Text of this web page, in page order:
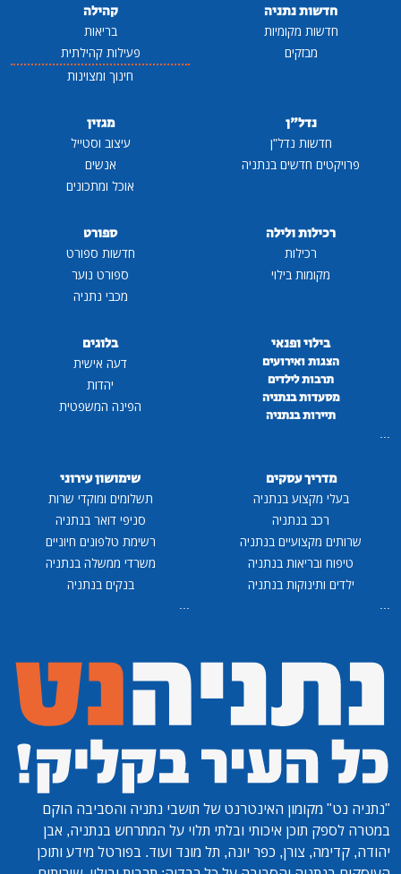
חדשות נתניה
חדשות מקומיות
מבזקים
קהילה
בריאות
פעילות קהילתית
חינוך ומצוינות
נדל"ן
חדשות נדל"ן
פרויקטים חדשים בנתניה
מגזין
עיצוב וסטייל
אנשים
אוכל ומתכונים
רכילות ולילה
רכילות
מקומות בילוי
ספורט
חדשות ספורט
ספורט נוער
מכבי נתניה
בילוי ופנאי
הצגות ואירועים
תרבות לילדים
מסעדות בנתניה
תיירות בנתניה
...
בלוגים
דעה אישית
יהדות
הפינה המשפטית
מדריך עסקים
בעלי מקצוע בנתניה
רכב בנתניה
שרותים מקצועיים בנתניה
טיפוח ובריאות בנתניה
ילדים ותינוקות בנתניה
...
שימושון עירוני
תשלומים ומוקדי שרות
סניפי דואר בנתניה
רשימת טלפונים חיוניים
משרדי ממשלה בנתניה
בנקים בנתניה
...
"נתניה נט" מקומון האינטרנט של תושבי נתניה והסביבה הוקם
במטרה לספק תוכן איכותי ובלתי תלוי על המתרחש בנתניה, אבן
יהודה, קדימה, צורן, כפר יונה, תל מונד ועוד. בפורטל מידע ותוכן